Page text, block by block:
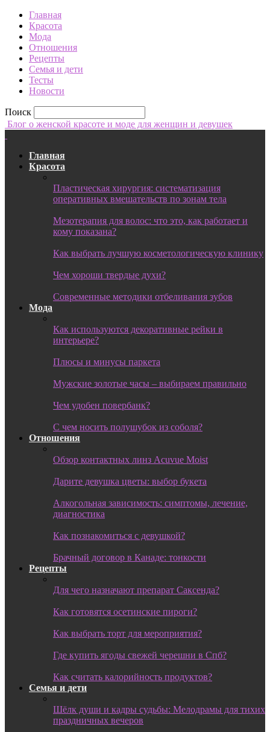
Главная
Красота
Мода
Отношения
Рецепты
Семья и дети
Тесты
Новости
Поиск
Блог о женской красоте и моде для женщин и девушек
Главная
Красота
Пластическая хирургия: систематизация
оперативных вмешательств по зонам тела
Мезотерапия для волос: что это, как работает и
кому показана?
Как выбрать лучшую косметологическую клинику
Чем хороши твердые духи?
Современные методики отбеливания зубов
Мода
Как используются декоративные рейки в
интерьере?
Плюсы и минусы паркета
Мужские золотые часы – выбираем правильно
Чем удобен повербанк?
С чем носить полушубок из соболя?
Отношения
Обзор контактных линз Acuvue Moist
Дарите девушка цветы: выбор букета
Алкогольная зависимость: симптомы, лечение,
диагностика
Как познакомиться с девушкой?
Брачный договор в Канаде: тонкости
Рецепты
Для чего назначают препарат Саксенда?
Как готовятся осетинские пироги?
Как выбрать торт для мероприятия?
Где купить ягоды свежей черешни в Спб?
Как считать калорийность продуктов?
Семья и дети
Шёлк души и кадры судьбы: Мелодрамы для тихих
праздничных вечеров